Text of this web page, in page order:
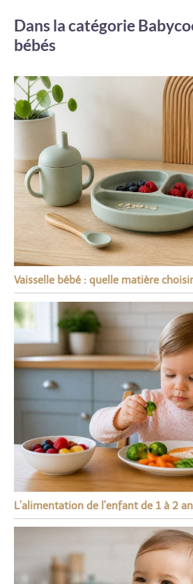
Dans la catégorie
bébés
Vaisselle bébé : quelle matière
L’alimentation de l’enfant de 1 à 2